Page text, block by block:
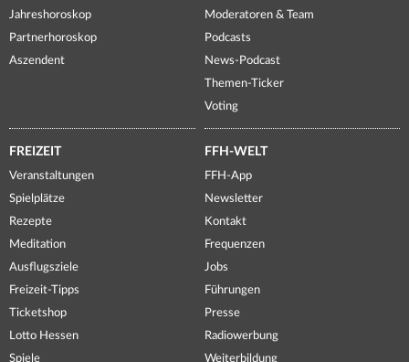
Jahreshoroskop
Partnerhoroskop
Aszendent
Moderatoren & Team
Podcasts
News-Podcast
Themen-Ticker
Voting
FREIZEIT
Veranstaltungen
Spielplätze
Rezepte
Meditation
Ausflugsziele
Freizeit-Tipps
Ticketshop
Lotto Hessen
Spiele
FFH-WELT
FFH-App
Newsletter
Kontakt
Frequenzen
Jobs
Führungen
Presse
Radiowerbung
Weiterbildung